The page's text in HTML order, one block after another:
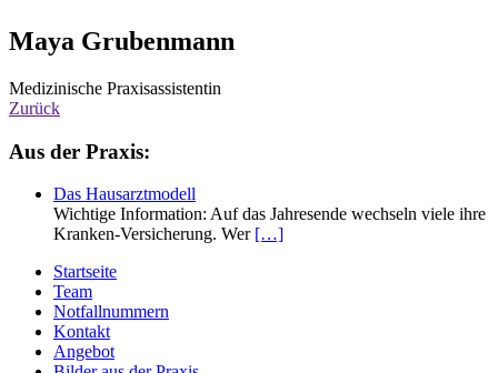
Maya Grubenmann
Medizinische Praxisassistentin
Zurück
Haupt-
Sidebar
(Primary)
Aus der Praxis:
Das Hausarztmodell
Wichtige Information: Auf das Jahresende wechseln viele ihre
Kranken-Versicherung. Wer […]
Zweit-
Sidebar
(Secondary)
Startseite
Team
Notfallnummern
Kontakt
Angebot